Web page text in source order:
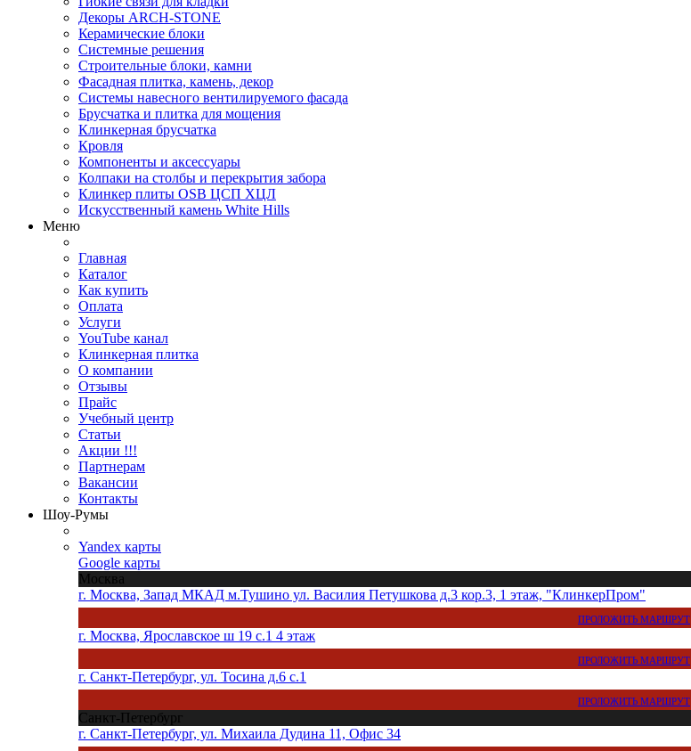
Декоры ARCH-STONE
Керамические блоки
Системные решения
Строительные блоки, камни
Фасадная плитка, камень, декор
Системы навесного вентилируемого фасада
Брусчатка и плитка для мощения
Клинкерная брусчатка
Кровля
Компоненты и аксессуары
Колпаки на столбы и перекрытия забора
Клинкер плиты OSB ЦСП ХЦЛ
Искусственный камень White Hills
Меню
Главная
Каталог
Как купить
Оплата
Услуги
YouTube канал
Клинкерная плитка
О компании
Отзывы
Прайс
Учебный центр
Статьи
Акции !!!
Партнерам
Вакансии
Контакты
Шоу-Румы
Yandex карты
Google карты
Москва
г. Москва, Запад МКАД м.Тушино ул. Василия Петушкова д.3 кор.3, 1 этаж, "КлинкерПром"
ПРОЛОЖИТЬ МАРШРУТ
г. Москва, Ярославское ш 19 с.1 4 этаж
ПРОЛОЖИТЬ МАРШРУТ
г. Санкт-Петербург, ул. Тосина д.6 с.1
ПРОЛОЖИТЬ МАРШРУТ
Санкт-Петербург
г. Санкт-Петербург, ул. Михаила Дудина 11, Офис 34